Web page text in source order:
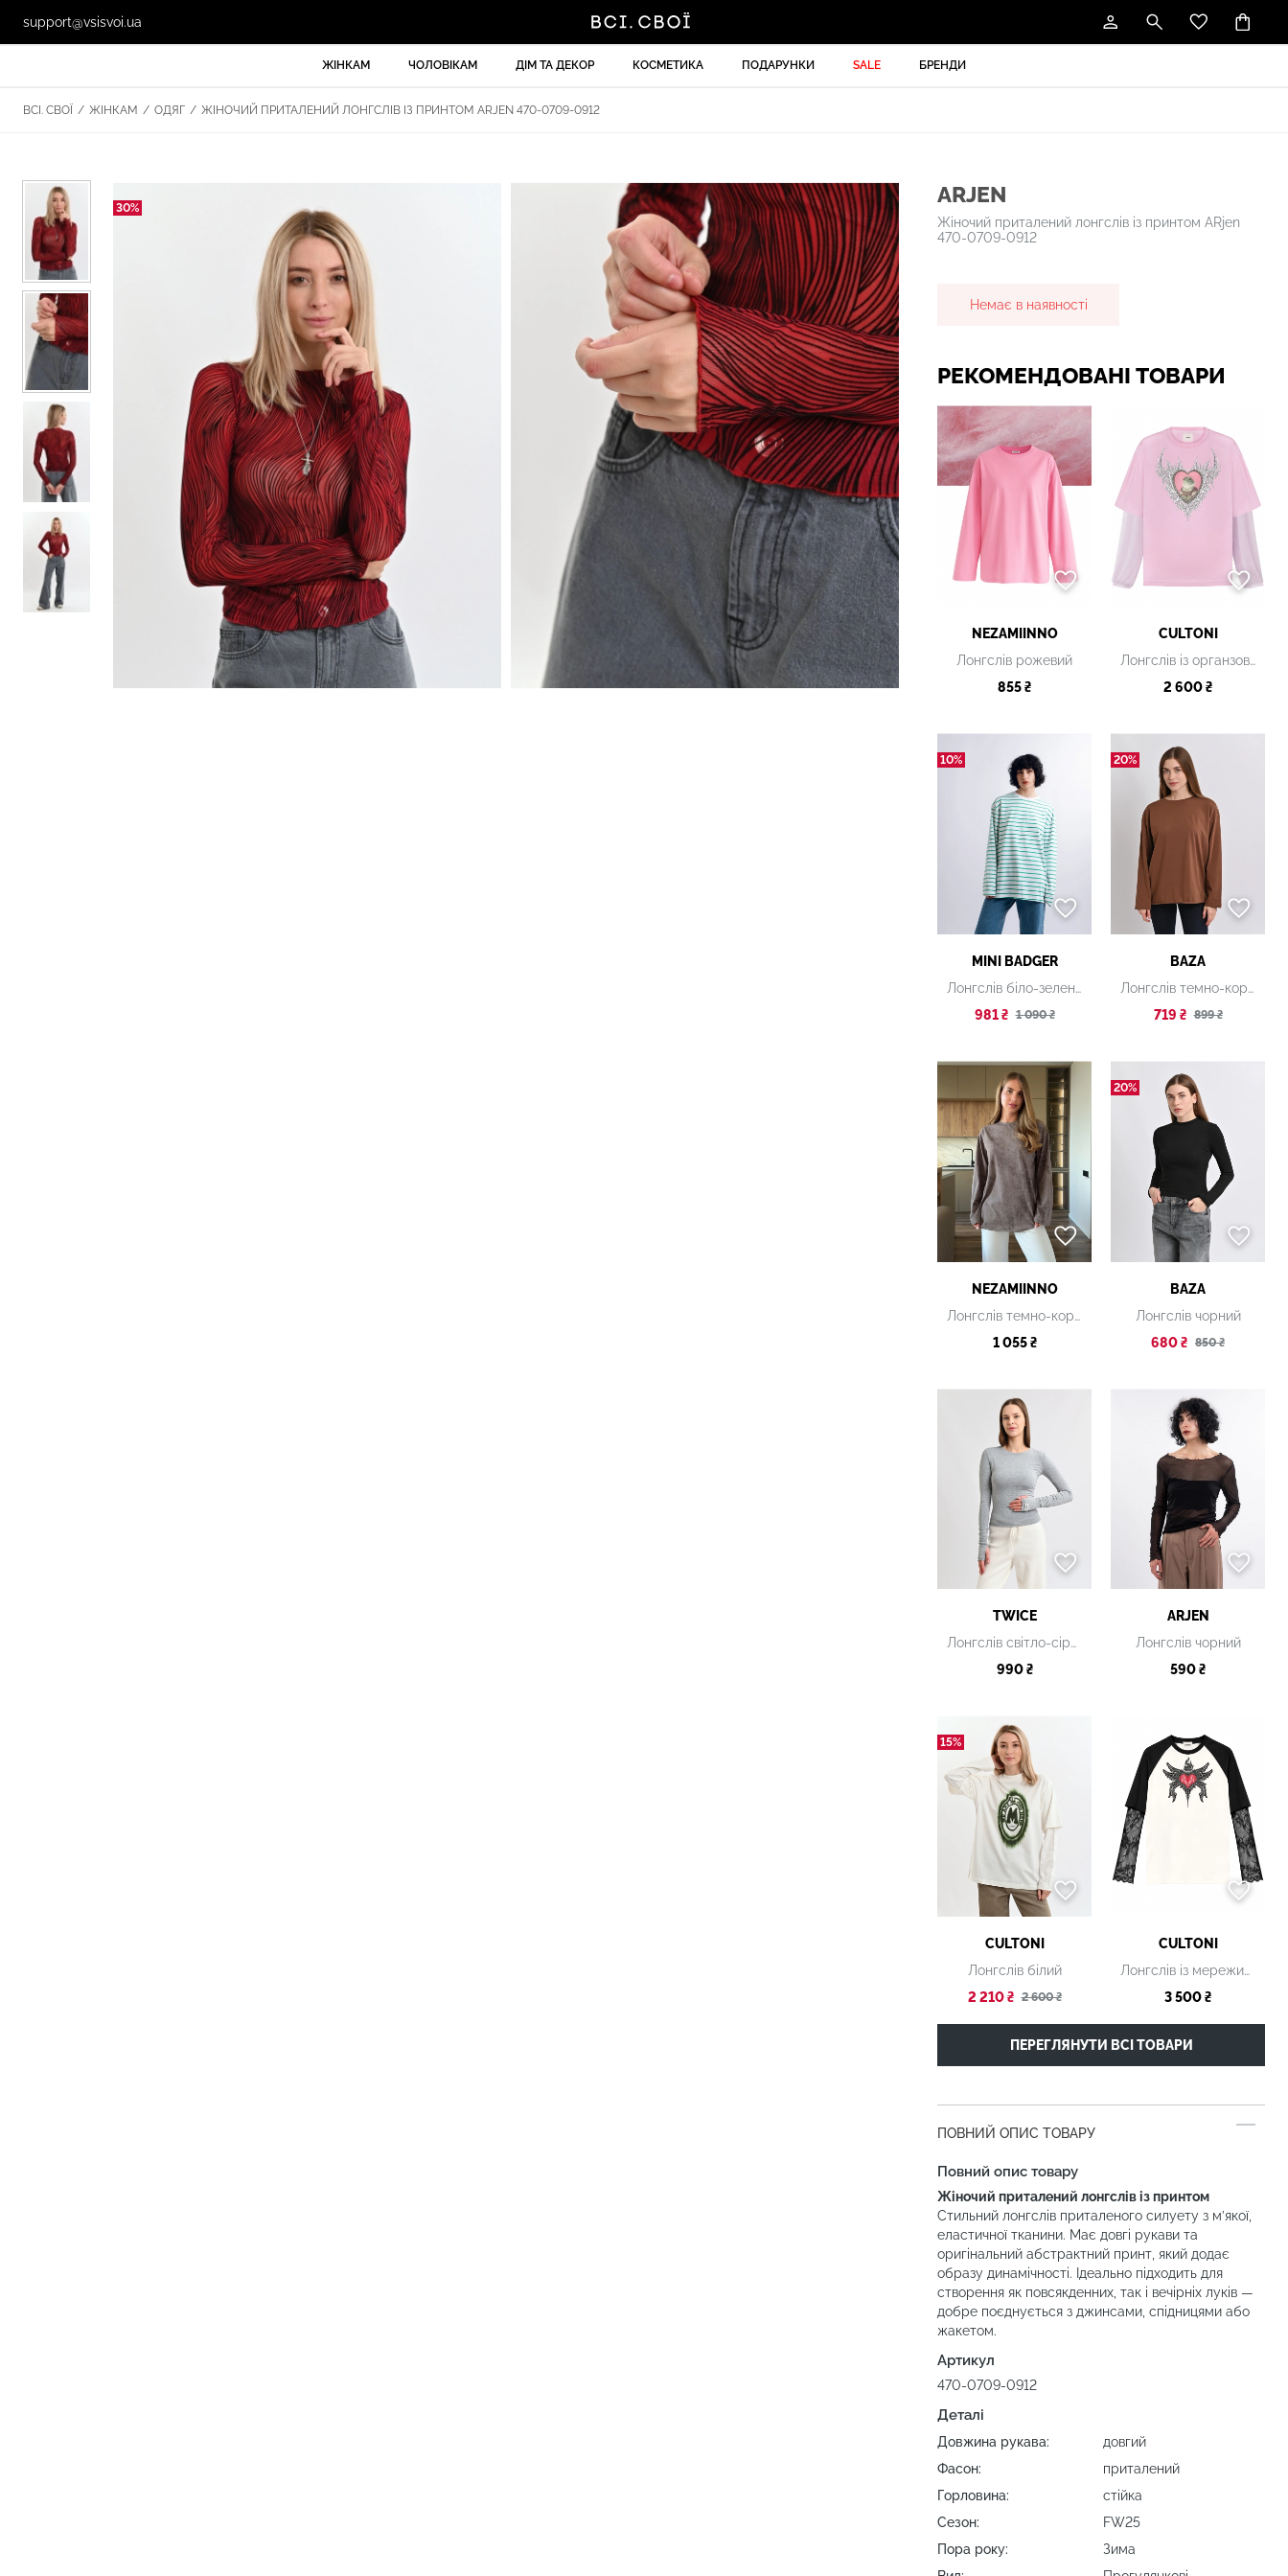
support@vsisvoi.ua
ЖІНКАМ ЧОЛОВІКАМ ДІМ ТА ДЕКОР КОСМЕТИКА ПОДАРУНКИ SALE БРЕНДИ
ВСІ. СВОЇ / ЖІНКАМ / ОДЯГ / ЖІНОЧИЙ ПРИТАЛЕНИЙ ЛОНГСЛІВ ІЗ ПРИНТОМ ARJEN 470-0709-0912
30%
ARJEN
Жіночий приталений лонгслів із принтом ARjen
470-0709-0912
Немає в наявності
РЕКОМЕНДОВАНІ ТОВАРИ
NEZAMIINNO
Лонгслів рожевий
855 ₴
CULTONI
Лонгслів із органзовими рукавами та принтом «Royal Frog»
2 600 ₴
10%
MINI BADGER
Лонгслів біло-зелений смугастий
981 ₴ 1 090 ₴
20%
BAZA
Лонгслів темно-коричневий
719 ₴ 899 ₴
NEZAMIINNO
Лонгслів темно-коричневий
1 055 ₴
20%
BAZA
Лонгслів чорний
680 ₴ 850 ₴
TWICE
Лонгслів світло-сірий
990 ₴
ARJEN
Лонгслів чорний
590 ₴
15%
CULTONI
Лонгслів білий
2 210 ₴ 2 600 ₴
CULTONI
Лонгслів із мереживними рукавами та графічним принтом
3 500 ₴
ПЕРЕГЛЯНУТИ ВСІ ТОВАРИ
ПОВНИЙ ОПИС ТОВАРУ
Повний опис товару
Жіночий приталений лонгслів із принтом
Стильний лонгслів приталеного силуету з м’якої,
еластичної тканини. Має довгі рукави та
оригінальний абстрактний принт, який додає
образу динамічності. Ідеально підходить для
створення як повсякденних, так і вечірніх луків —
добре поєднується з джинсами, спідницями або
жакетом.
Артикул
470-0709-0912
Деталі
Довжина рукава:
довгий
Фасон:
приталений
Горловина:
стійка
Сезон:
FW25
Пора року:
Зима